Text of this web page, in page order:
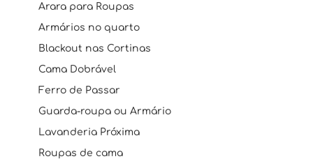
Arara para Roupas
Armários no quarto
Blackout nas Cortinas
Cama Dobrável
Ferro de Passar
Guarda-roupa ou Armário
Lavanderia Próxima
Roupas de cama